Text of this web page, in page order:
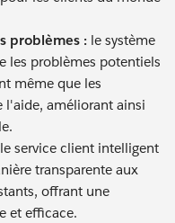
problèmes : le système
les problèmes potentiels
même que les
l'aide, améliorant ainsi
le service client intelligent
transparente aux
offrant une
et efficace.